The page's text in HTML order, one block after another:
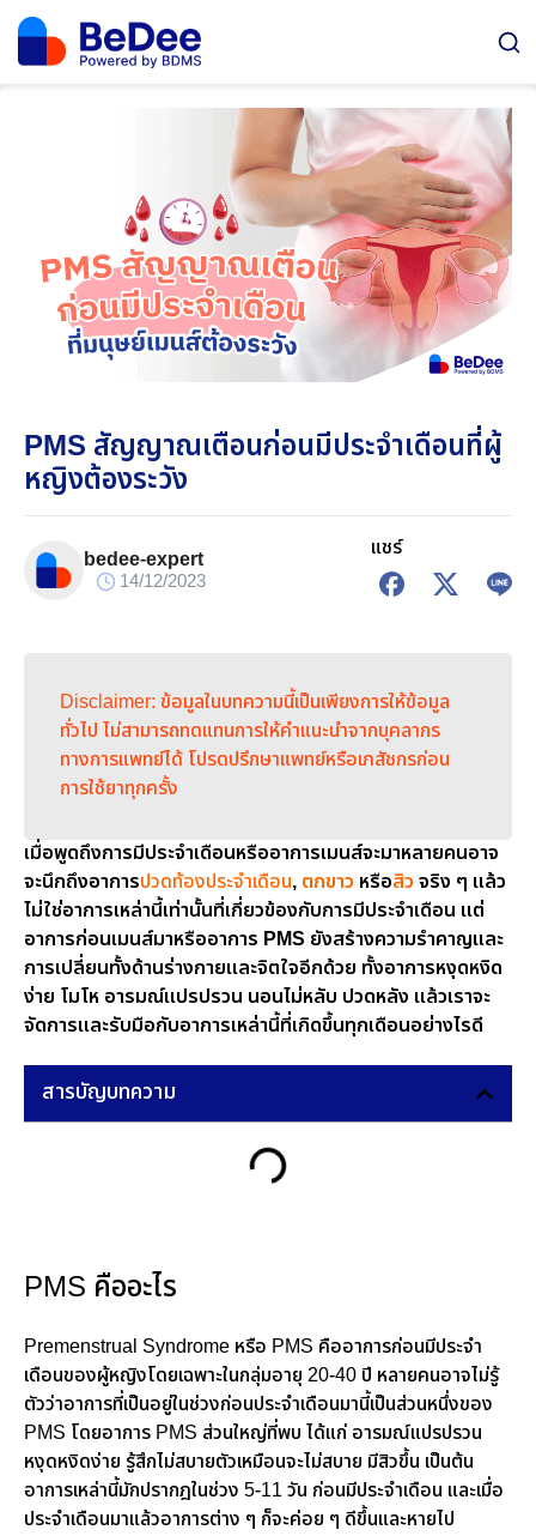
PMS สัญญาณเตือนก่อนมีประจำเดือนที่ผู้
หญิงต้องระวัง
bedee-expert
14/12/2023
แชร์
Disclaimer: ข้อมูลในบทความนี้เป็นเพียงการให้ข้อมูล
ทั่วไป ไม่สามารถทดแทนการให้คำแนะนำจากบุคลากร
ทางการแพทย์ได้ โปรดปรึกษาแพทย์หรือเภสัชกรก่อน
การใช้ยาทุกครั้ง
เมื่อพูดถึงการมีประจำเดือนหรืออาการเมนส์จะมาหลายคนอาจ
จะนึกถึงอาการปวดท้องประจำเดือน, ตกขาว หรือสิว จริง ๆ แล้ว
ไม่ใช่อาการเหล่านี้เท่านั้นที่เกี่ยวข้องกับการมีประจำเดือน แต่
อาการก่อนเมนส์มาหรืออาการ PMS ยังสร้างความรำคาญและ
การเปลี่ยนทั้งด้านร่างกายและจิตใจอีกด้วย ทั้งอาการหงุดหงิด
ง่าย โมโห อารมณ์แปรปรวน นอนไม่หลับ ปวดหลัง แล้วเราจะ
จัดการและรับมือกับอาการเหล่านี้ที่เกิดขึ้นทุกเดือนอย่างไรดี
สารบัญบทความ
PMS คืออะไร
Premenstrual Syndrome หรือ PMS คืออาการก่อนมีประจำ
เดือนของผู้หญิงโดยเฉพาะในกลุ่มอายุ 20-40 ปี หลายคนอาจไม่รู้
ตัวว่าอาการที่เป็นอยู่ในช่วงก่อนประจำเดือนมานี้เป็นส่วนหนึ่งของ
PMS โดยอาการ PMS ส่วนใหญ่ที่พบ ได้แก่ อารมณ์แปรปรวน
หงุดหงิดง่าย รู้สึกไม่สบายตัวเหมือนจะไม่สบาย มีสิวขึ้น เป็นต้น
อาการเหล่านี้มักปรากฎในช่วง 5-11 วัน ก่อนมีประจำเดือน และเมื่อ
ประจำเดือนมาแล้วอาการต่าง ๆ ก็จะค่อย ๆ ดีขึ้นและหายไป